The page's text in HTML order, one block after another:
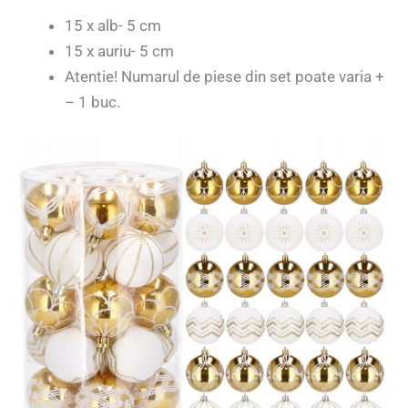
15 x alb- 5 cm
15 x auriu- 5 cm
Atentie! Numarul de piese din set poate varia +
– 1 buc.